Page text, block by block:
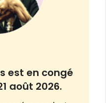
est en congé
août 2026.